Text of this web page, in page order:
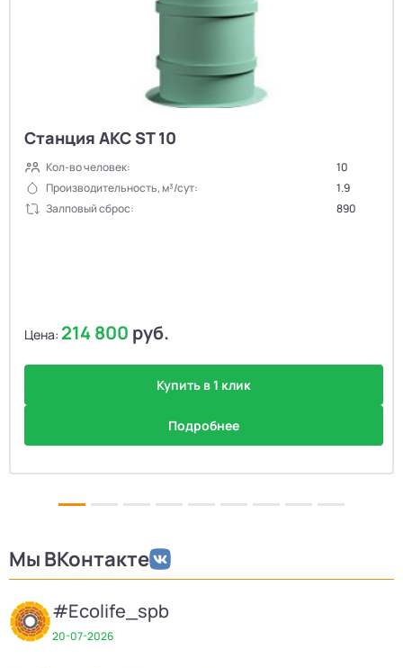
Станция АКС ST 10
Кол-во человек:
10
Производительность, м³/сут:
1.9
Залповый сброс:
890
Цена: 214 800 руб.
Купить в 1 клик
Подробнее
Мы ВКонтакте
#Ecolife_spb
20-07-2026